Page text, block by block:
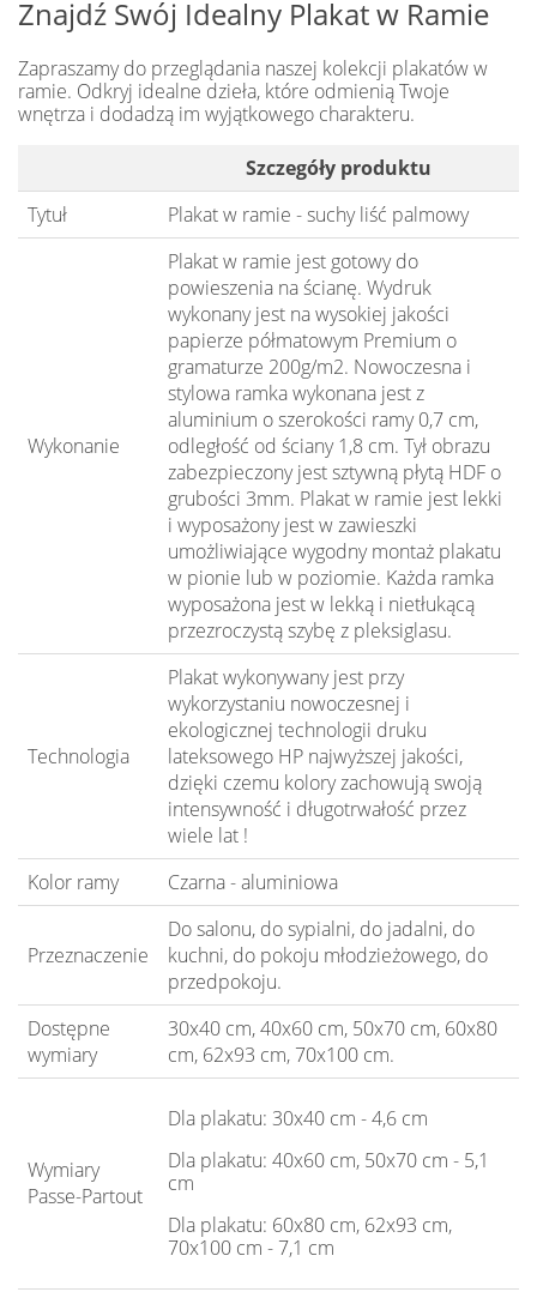
Znajdź Swój Idealny Plakat w Ramie
Zapraszamy do przeglądania naszej kolekcji plakatów w
ramie. Odkryj idealne dzieła, które odmienią Twoje
wnętrza i dodadzą im wyjątkowego charakteru.
Szczegóły produktu
Tytuł
Plakat w ramie - suchy liść palmowy
Wykonanie
Plakat w ramie jest gotowy do
powieszenia na ścianę. Wydruk
wykonany jest na wysokiej jakości
papierze półmatowym Premium o
gramaturze 200g/m2. Nowoczesna i
stylowa ramka wykonana jest z
aluminium oszerokości ramy 0,7 cm,
odległość od ściany 1,8 cm. Tył obrazu
zabezpieczony jest sztywną płytą HDF o
grubości 3mm. Plakat w ramie jest lekki
i wyposażony jest w zawieszki
umożliwiające wygodny montaż plakatu
w pionie lub w poziomie. Każda ramka
wyposażona jest w lekką i nietłukącą
przezroczystą szybę z pleksiglasu.
Technologia
Plakat wykonywany jest przy
wykorzystaniu nowoczesnej i
ekologicznej technologii druku
lateksowego HP najwyższej jakości,
dzięki czemu kolory zachowują swoją
intensywność i długotrwałość przez
wiele lat !
Kolor ramy
Czarna - aluminiowa
Przeznaczenie
Do salonu, do sypialni, do jadalni, do
kuchni, do pokoju młodzieżowego, do
przedpokoju.
Dostępne
wymiary
30x40 cm, 40x60 cm, 50x70 cm, 60x80
cm, 62x93 cm, 70x100 cm.
Wymiary
Passe-Partout
Dla plakatu: 30x40 cm - 4,6 cm
Dla plakatu: 40x60 cm, 50x70 cm - 5,1
cm
Dla plakatu: 60x80 cm, 62x93 cm,
70x100 cm - 7,1 cm